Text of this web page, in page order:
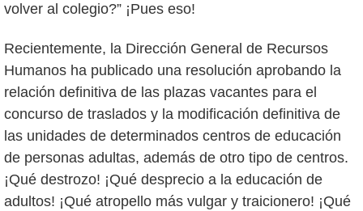
volver al colegio?” ¡Pues eso!
Recientemente, la Dirección General de Recursos
Humanos ha publicado una resolución aprobando la
relación definitiva de las plazas vacantes para el
concurso de traslados y la modificación definitiva de
las unidades de determinados centros de educación
de personas adultas, además de otro tipo de centros.
¡Qué destrozo! ¡Qué desprecio a la educación de
adultos! ¡Qué atropello más vulgar y traicionero! ¡Qué